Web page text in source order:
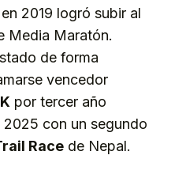
2019 logró subir al
Media Maratón.
de forma
vencedor
por tercer año
con un segundo
Race de Nepal.